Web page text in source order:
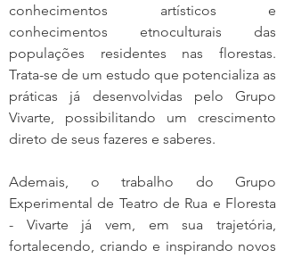
conhecimentos artísticos e
conhecimentos etnoculturais das
populações residentes nas florestas.
Trata-se de um estudo que potencializa as
práticas já desenvolvidas pelo Grupo
Vivarte, possibilitando um crescimento
direto de seus fazeres e saberes.
Ademais, o trabalho do Grupo
Experimental de Teatro de Rua e Floresta
- Vivarte já vem, em sua trajetória,
fortalecendo, criando e inspirando novos